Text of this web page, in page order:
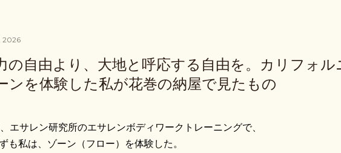
2026
の自由より、大地と呼応する自由を。カリフォル
ンを体験した私が花巻の納屋で見たもの
エサレン研究所のエサレンボディワークトレーニングで、
も私は、ゾーン（フロー）を体験した。